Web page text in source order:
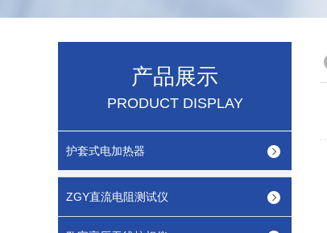
产品展示
PRODUCT DISPLAY
护套式电加热器
ZGY直流电阻测试仪